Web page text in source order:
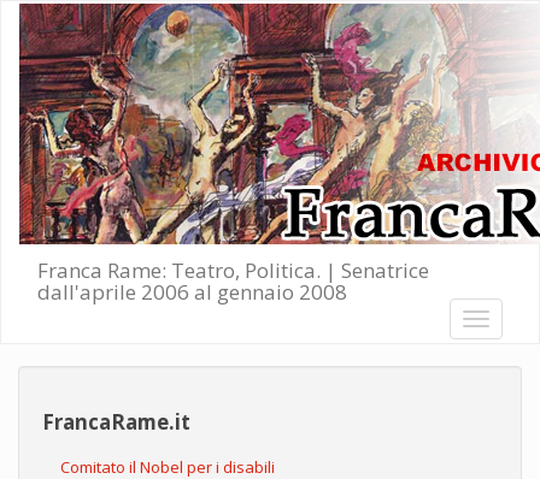
Salta al contenuto principale
Franca Rame: Teatro, Politica. | Senatrice
dall'aprile 2006 al gennaio 2008
Toggle
FrancaRame.it
Comitato il Nobel per i disabili